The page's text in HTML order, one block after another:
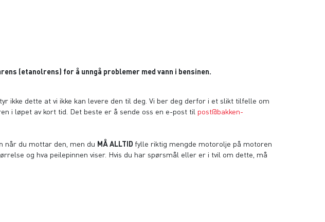
(etanolrens) for å unngå problemer med vann i bensinen.
ikke dette at vi ikke kan levere den til deg. Vi ber deg derfor i et slikt tilfelle om
i løpet av kort tid. Det beste er å sende oss en e-post til post@bakken-
når du mottar den, men du MÅ ALLTID fylle riktig mengde motorolje på motoren
og hva peilepinnen viser. Hvis du har spørsmål eller er i tvil om dette, må